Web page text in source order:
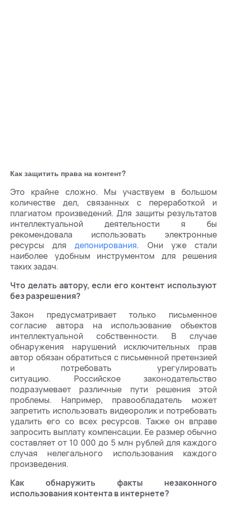
Как защитить права на контент?
Это крайне сложно. Мы участвуем в большом
количестве дел, связанных с переработкой и
плагиатом произведений. Для защиты результатов
интеллектуальной деятельности я бы
рекомендовала использовать электронные
ресурсы длядепонирования. Они уже стали
наиболее удобным инструментом для решения
таких задач.
Что делать автору, если его контент используют
без разрешения?
Закон предусматривает только письменное
согласие автора на использование объектов
интеллектуальной собственности. В случае
обнаружения нарушений исключительных прав
автор обязан обратиться с письменной претензией
и потребовать урегулировать
ситуацию. Российское законодательство
подразумевает различные пути решения этой
проблемы. Например, правообладатель может
запретить использовать видеоролик и потребовать
удалить его со всех ресурсов. Также он вправе
запросить выплату компенсации. Ее размер обычно
составляет от 10 000 до 5 млн рублей для каждого
случая нелегального использования каждого
произведения.
Как обнаружить факты незаконного
использования контента в интернете?